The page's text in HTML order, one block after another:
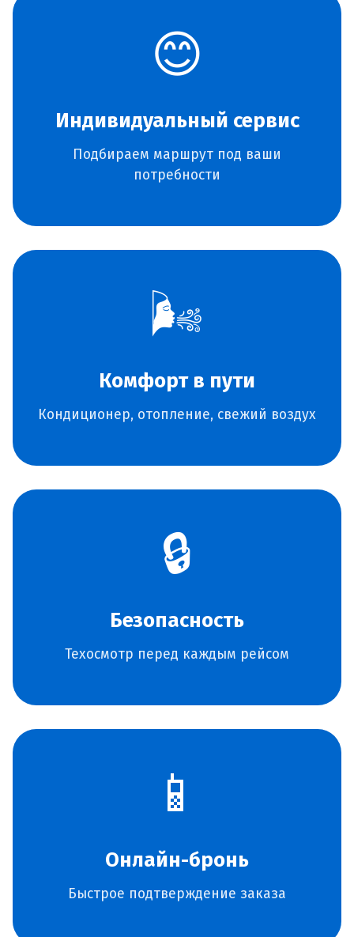
😊
Индивидуальный сервис
Подбираем маршрут под ваши
потребности
🌬️
Комфорт в пути
Кондиционер, отопление, свежий воздух
🔒
Безопасность
Техосмотр перед каждым рейсом
📱
Онлайн-бронь
Быстрое подтверждение заказа